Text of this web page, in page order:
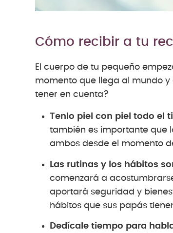
Cómo recibir a tu
El cuerpo de tu pequeño
momento que llega al mundo y
tener en cuenta?
Tenlo piel con piel todo el
también es importante que
ambos desde el momento
Las rutinas y los hábitos
comenzará a
aportará seguridad y
hábitos que sus papás
Dedícale tiempo para